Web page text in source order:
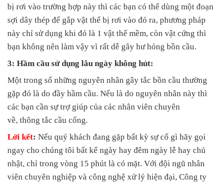
bị rơi vào trường hợp này thì các bạn có thể dùng một đoạn
sợi dây thép để gắp vật thể bị rơi vào đó ra, phương pháp
này chỉ sử dụng khi đó là 1 vật thể mềm, còn vật cứng thì
bạn không nên làm vậy vì rất dễ gây hư hỏng bồn cầu.
3: Hầm cầu sử dụng lâu ngày không hút:
Một trong số những nguyên nhân gây tắc bồn cầu thường
gặp đó là do đầy hầm cầu. Nếu là do nguyên nhân này thì
các bạn cần sự trợ giúp của các nhân viên chuyên
về, thông tắc cầu cống.
Lời kết: Nếu quý khách đang gặp bất kỳ sự cố gì hãy gọi
ngay cho chúng tôi bất kể ngày hay đêm ngày lễ hay chủ
nhật, chỉ trong vòng 15 phút là có mặt. Với đội ngũ nhân
viên chuyên nghiệp và công nghệ xử lý hiện đại, Công ty